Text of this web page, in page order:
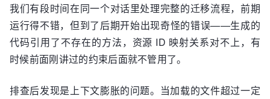
我们有段时间在同一个对话里处理完整的迁移流程，前期
运行得不错，但到了后期开始出现奇怪的错误——生成的
代码引用了不存在的方法，资源 ID 映射关系对不上，有
时候前面刚讲过的约束后面就不管用了。
排查后发现是上下文膨胀的问题。当加载的文件超过一定